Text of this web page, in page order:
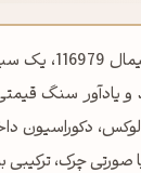
با کد
یادآور سنگ
دکوراسیون
صورتی چرک،